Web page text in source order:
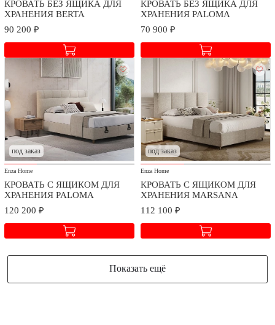
КРОВАТЬ БЕЗ ЯЩИКА ДЛЯ
ХРАНЕНИЯ BERTA
90 200 ₽
КРОВАТЬ БЕЗ ЯЩИКА ДЛЯ
ХРАНЕНИЯ PALOMA
70 900 ₽
под заказ
Enza Home
КРОВАТЬ С ЯЩИКОМ ДЛЯ
ХРАНЕНИЯ PALOMA
120 200 ₽
под заказ
Enza Home
КРОВАТЬ С ЯЩИКОМ ДЛЯ
ХРАНЕНИЯ MARSANA
112 100 ₽
Показать ещё